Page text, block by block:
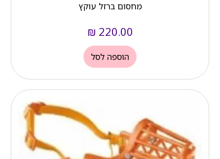
מחסום ברזל עוקץ
₪ 220.00
הוספה לסל